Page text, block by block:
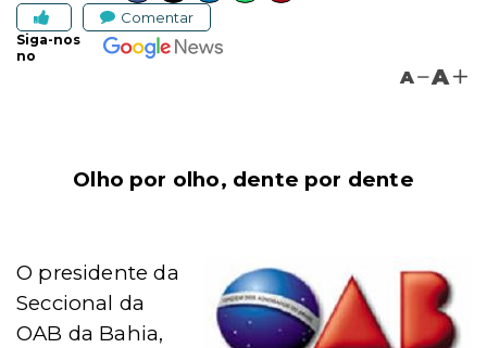
Comentar
Siga-nos
no
A A
Olho por olho, dente por dente
O presidente da
Seccional da
OAB da Bahia,